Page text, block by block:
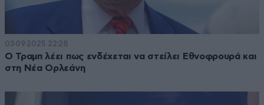
03·09·2025 22:28
Ο Τραμπ λέει πως ενδέχεται να στείλει Εθνοφρουρά και
στη Νέα Ορλεάνη